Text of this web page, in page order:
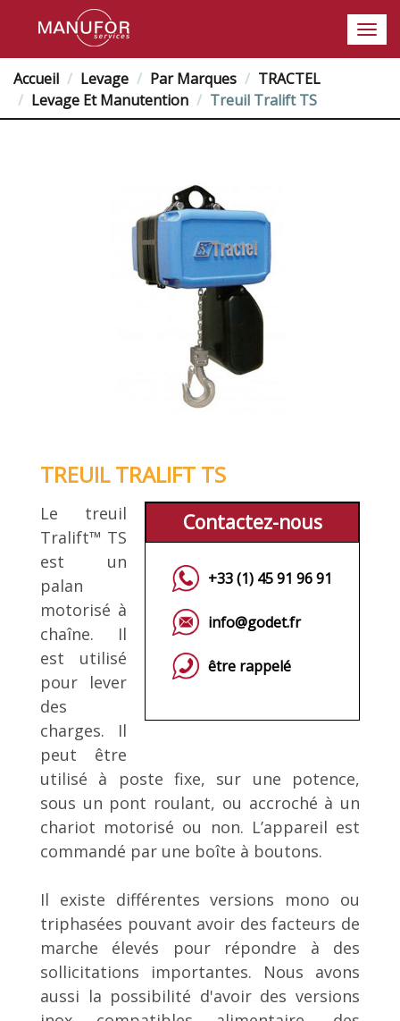
Accueil Levage Par Marques
TRACTEL
Levage Et Manutention
Treuil Tralift TS
TREUIL TRALIFT TS
Contactez-nous
+33 (1) 45 91 96 91
info@godet.fr
être rappelé
Le treuil
Tralift™ TS
est un
palan
motorisé à
chaîne. Il
est utilisé
pour lever
des
charges. Il
peut être
utilisé à poste fixe, sur une potence,
sous un pont roulant, ou accroché à un
chariot motorisé ou non. L’appareil est
commandé par une boîte à boutons.
Il existe différentes versions mono ou
triphasées pouvant avoir des facteurs de
marche élevés pour répondre à des
sollicitations importantes. Nous avons
aussi la possibilité d'avoir des versions